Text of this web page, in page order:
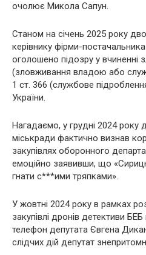
очолює Микола Сапун.
Станом на січень 2025 року
керівнику фірми-
оголошено підозру у вчиненні
(зловживання владою або
1 ст. 366 (службове
України.
Нагадаємо, у грудні 2024 року
міськради фактично визнав
закупівлях оборонного
емоційно заявивши, що
гнати с***ими тряпками».
У жовтні 2024 року в рамках
закупівлі дронів детективи
телефон депутата Євгена
слідчих дій депутат